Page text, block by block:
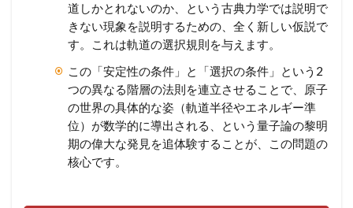
道しかとれないのか、という古典力学では説明で
きない現象を説明するための、全く新しい仮説で
す。これは軌道の選択規則を与えます。
この「安定性の条件」と「選択の条件」という2
つの異なる階層の法則を連立させることで、原子
の世界の具体的な姿（軌道半径やエネルギー準
位）が数学的に導出される、という量子論の黎明
期の偉大な発見を追体験することが、この問題の
核心です。